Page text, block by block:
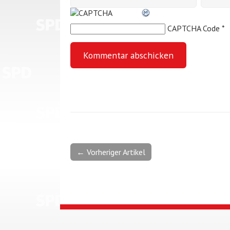
CAPTCHA Code *
← Vorheriger Artikel